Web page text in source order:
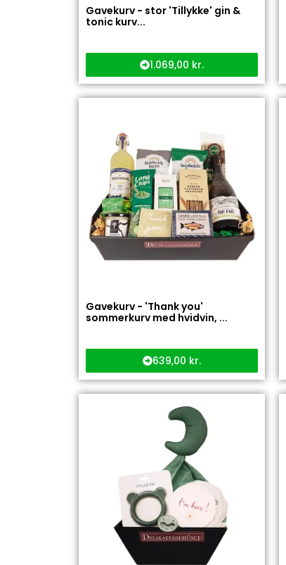
Gavekurv - stor 'Tillykke' gin &
tonic kurv...
1.069,00 kr.
Gavekurv - 'Thank you'
sommerkurv med hvidvin, ...
639,00 kr.